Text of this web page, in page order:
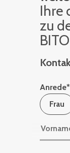
Ihre
zu
Anrede*
Frau